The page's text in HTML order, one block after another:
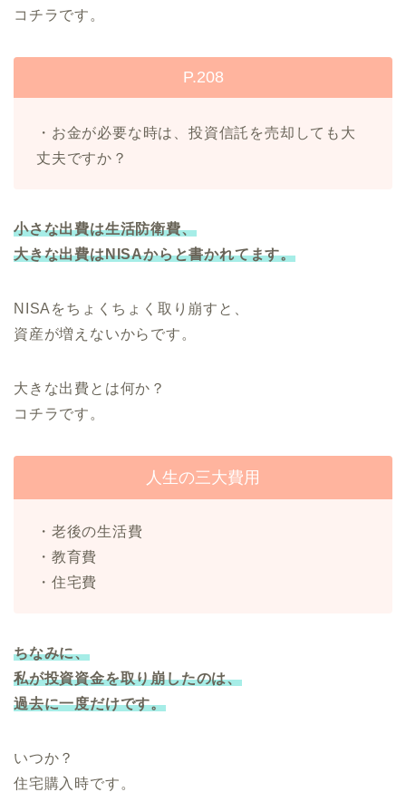
コチラです。
P.208
・お金が必要な時は、投資信託を売却しても大
丈夫ですか？
小さな出費は生活防衛費、
大きな出費はNISAからと書かれてます。
NISAをちょくちょく取り崩すと、
資産が増えないからです。
大きな出費とは何か？
コチラです。
人生の三大費用
・老後の生活費
・教育費
・住宅費
ちなみに、
私が投資資金を取り崩したのは、
過去に一度だけです。
いつか？
住宅購入時です。